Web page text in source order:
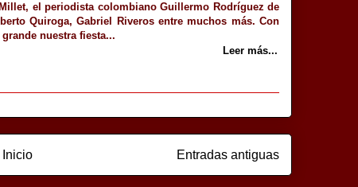
el periodista colombiano Guillermo Rodríguez de
Quiroga, Gabriel Riveros entre muchos más. Con
nuestra fiesta...
Leer más...
Entradas antiguas
Inicio